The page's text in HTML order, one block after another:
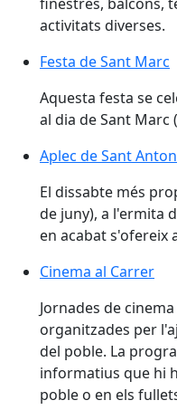
activitats diverses.
Festa de Sant Marc
Festa de Sant Marc
Aquesta festa se
al dia de Sant Marc
Aplec de Sant
El dissabte més
de juny), a l'ermita
en acabat s'ofereix
Cinema al Carrer
Jornades de
organitzades per
del poble. La
informatius que hi
poble o en els